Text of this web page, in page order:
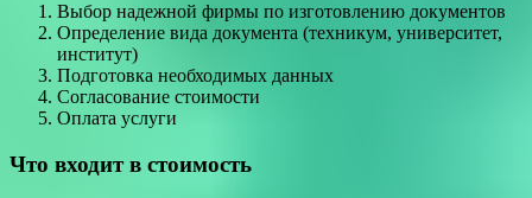
Выбор надежной фирмы по изготовлению документов
Определение вида документа (техникум, университет,
институт)
Подготовка необходимых данных
Согласование стоимости
Оплата услуги
Что входит в стоимость